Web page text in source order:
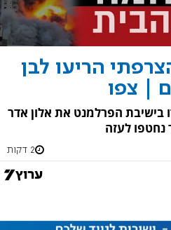
הריעו לבן
| צפו
בישיבת הפרלמנט את אלון אדר
נחטפו לעזה
2 דקות